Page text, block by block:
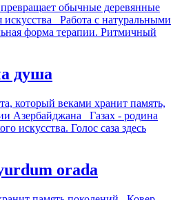
обычные деревянные
искусства Работа с натуральными
форма терапии. Ритмичный
душа
который веками хранит память,
Азербайджана Газах - родина
искусства. Голос саза здесь
orada